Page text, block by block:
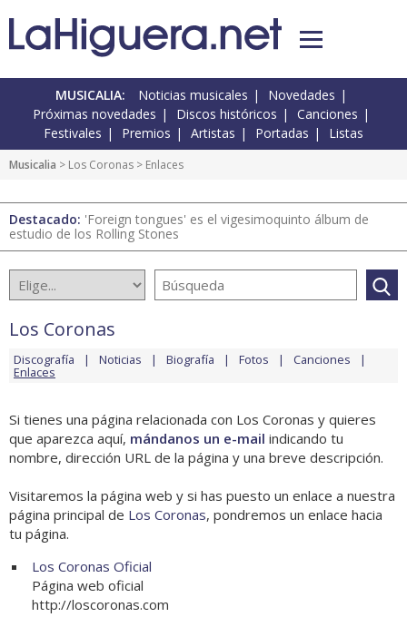
MUSICALIA: Noticias musicales
Novedades
Próximas novedades
Discos históricos
Canciones
Festivales
Premios Artistas Portadas Listas
Musicalia > Los Coronas > Enlaces
Destacado: 'Foreign tongues' es el vigesimoquinto álbum de
estudio de los Rolling Stones
Los Coronas
Discografía Noticias Biografía Fotos Canciones
Enlaces
Si tienes una página relacionada con Los Coronas y quieres
que aparezca aquí, mándanos un e-mail indicando tu
nombre, dirección URL de la página y una breve descripción.
Visitaremos la página web y si has puesto un enlace a nuestra
página principal de Los Coronas, pondremos un enlace hacia
tu página.
Los Coronas Oficial
Página web oficial
http://loscoronas.com